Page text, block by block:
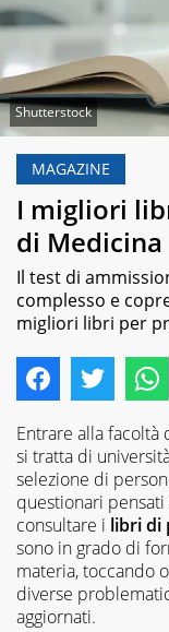
Shutterstock
MAGAZINE
I migliori
di Medicina
Il test di
complesso e
migliori libri per
Entrare alla facoltà
si tratta di
selezione di
questionari
consultare i libri di
sono in grado di
materia, toccando
diverse
aggiornati.